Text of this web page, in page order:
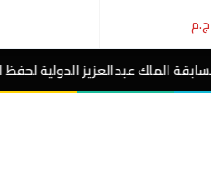
لحفظ القرآن الكريم وتفسيره